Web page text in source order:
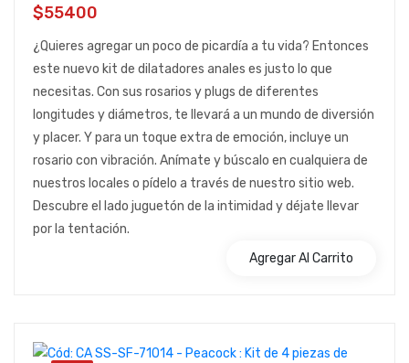
$55400
¿Quieres agregar un poco de picardía a tu vida? Entonces
este nuevo kit de dilatadores anales es justo lo que
necesitas. Con sus rosarios y plugs de diferentes
longitudes y diámetros, te llevará a un mundo de diversión
y placer. Y para un toque extra de emoción, incluye un
rosario con vibración. Anímate y búscalo en cualquiera de
nuestros locales o pídelo a través de nuestro sitio web.
Descubre el lado juguetón de la intimidad y déjate llevar
por la tentación.
Agregar Al Carrito